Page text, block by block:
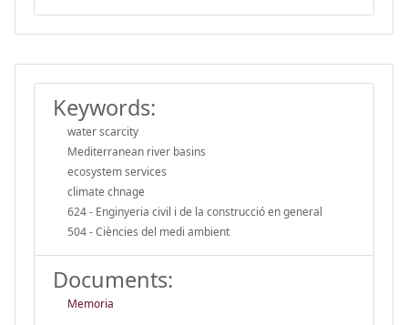
Keywords:
water scarcity
Mediterranean river basins
ecosystem services
climate chnage
624 - Enginyeria civil i de la construcció en general
504 - Ciències del medi ambient
Documents:
Memoria